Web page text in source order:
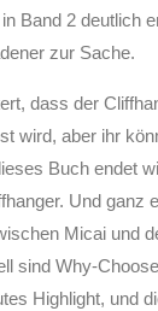
Band 2 deutlich
zur Sache.
dass der
wird, aber ihr
Buch endet
Und ganz
Micai und
sind Why-
Highlight, und